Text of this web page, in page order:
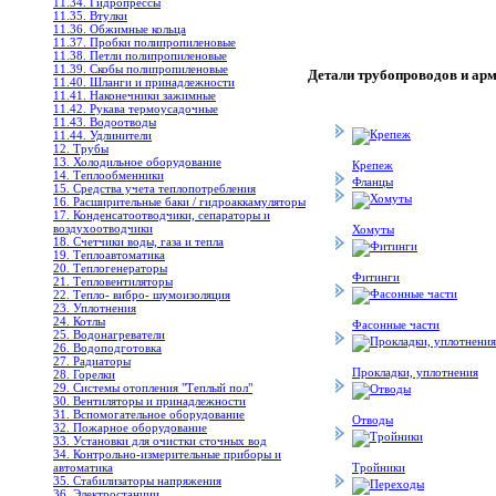
11.35. Втулки
11.36. Обжимные кольца
11.37. Пробки полипропиленовые
11.38. Петли полипропиленовые
11.39. Скобы полипропиленовые
11.40. Шланги и принадлежности
11.41. Наконечники зажимные
11.42. Рукава термоусадочные
11.43. Водоотводы
11.44. Удлинители
12. Трубы
13. Холодильное oборудование
14. Теплообменники
15. Средства учета теплопотребления
16. Расширительные баки / гидроаккамуляторы
17. Конденсатоотводчики, сепараторы и
воздухоотводчики
18. Счетчики воды, газа и тепла
19. Теплоавтоматика
20. Теплогенераторы
21. Тепловентиляторы
22. Тепло- вибро- шумоизоляция
23. Уплотнения
24. Котлы
25. Водонагреватели
26. Водоподготовка
27. Радиаторы
28. Горелки
29. Системы отопления "Теплый пол"
30. Вентиляторы и принадлежности
31. Вспомогательное оборудование
32. Пожарное оборудование
33. Установки для очистки сточных вод
34. Контрольно-измерительные приборы и
автоматика
35. Стабилизаторы напряжения
Детали трубопроводов и
Крепеж
Фланцы
Хомуты
Фитинги
Фасонные части
Прокладки, уплотнения
Отводы
Тройники